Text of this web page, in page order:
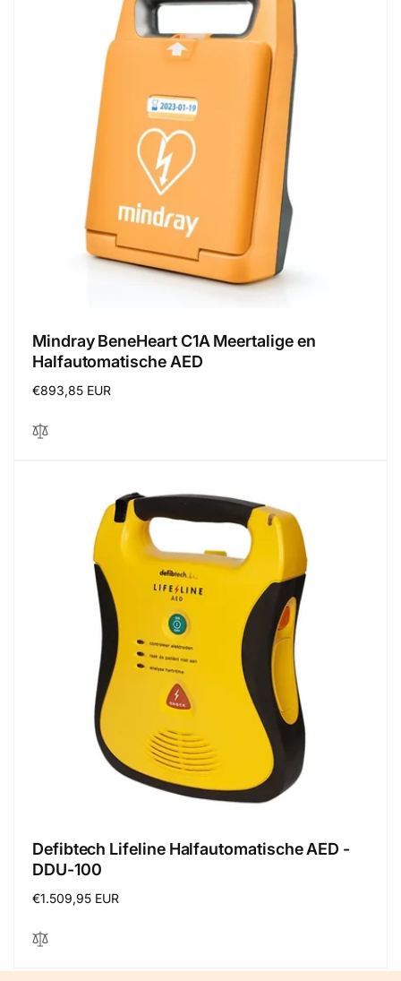
Mindray BeneHeart C1A Meertalige en
Halfautomatische AED
Regular
€893,85 EUR
Defibtech Lifeline Halfautomatische AED -
DDU-100
Regular
€1.509,95 EUR